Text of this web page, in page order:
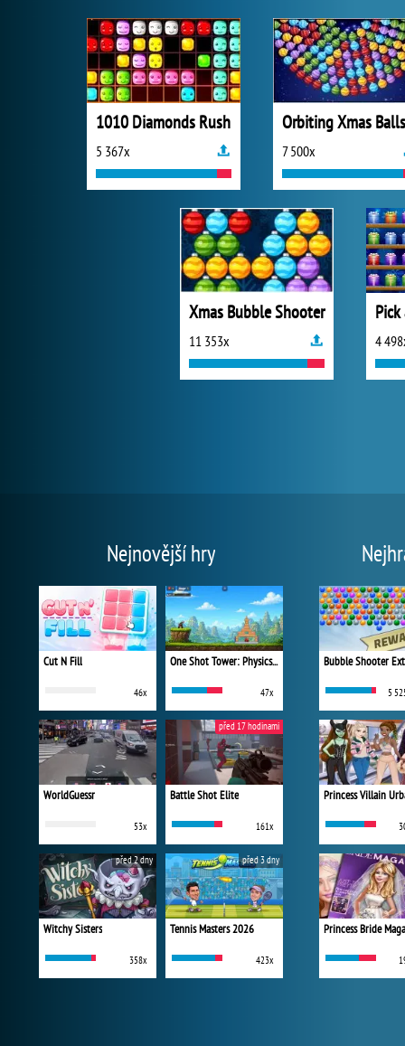
1010 Diamonds Rush
5 367x
Orbiting Xmas Balls
7 500x
Xmas Bubble Shooter
11 353x 4
Nejnovější hry
Cut N Fill
46x
One Shot Tower: Physics Destroyer
47x
WorldGuessr
53x
Battle Shot Elite
161x
před 17 hodinami
Witchy Sisters
358x
před 2 dny
Tennis Masters 2026
423x
před 3 dny
Bubble Shooter
5
Princess Bride